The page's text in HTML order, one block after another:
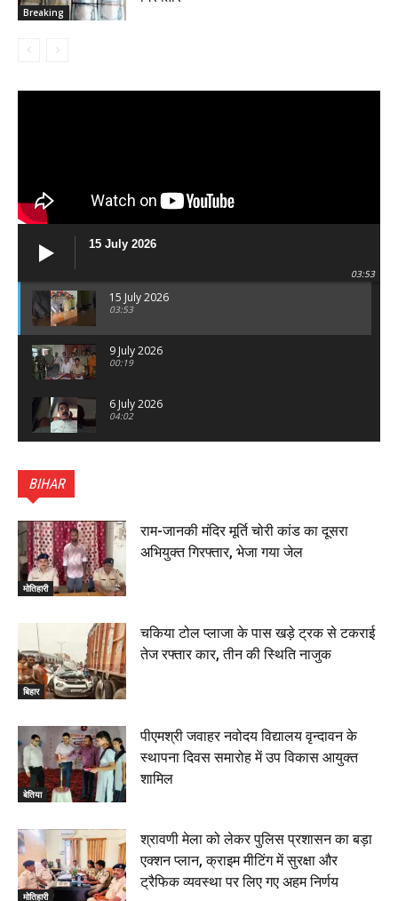
Breaking
15 July 2026
03:53
15 July 2026
03:53
9 July 2026
00:19
6 July 2026
04:02
का भव्य पथ संचलन, 5 July 2026
00:22
बेतिया : मझौलिया में 1.24 क्विंटल गांजा के साथ बोलेरो ज़ब्त, दो
तस्कर गिरफ्तार, 4 July 2026
00:39
00:33
रक्सौल : सुरक्षा जॉंच को सोना-चांदी दुकानों का एसडीपीओ और
थानाध्यक्ष ने किया निरीक्षण, 19 June 2026
00:58
बेतिया में सगे भाई ने मां के साथ मिलकर की भाई की हत्या, शव
जलाया, दोनों गिरफ्तार, 14 June 2026
00:12
मोतिहारी। NDA सरकार, 12 साल विश्वास के, मीडिया संवाद में
सांसद रधामोहन सिंह, 13 June 2026
02:19
BIHAR
मोतिहारी
राम-जानकी मंदिर मूर्ति चोरी कांड का दूसरा
अभियुक्त गिरफ्तार, भेजा गया जेल
बिहार
चकिया टोल प्लाजा के पास खड़े ट्रक से टकराई
तेज रफ्तार कार, तीन की स्थिति नाजुक
बेतिया
पीएमश्री जवाहर नवोदय विद्यालय वृन्दावन के
स्थापना दिवस समारोह में उप विकास आयुक्त
शामिल
मोतिहारी
श्रावणी मेला को लेकर पुलिस प्रशासन का बड़ा
एक्शन प्लान, क्राइम मीटिंग में सुरक्षा और
ट्रैफिक व्यवस्था पर लिए गए अहम निर्णय